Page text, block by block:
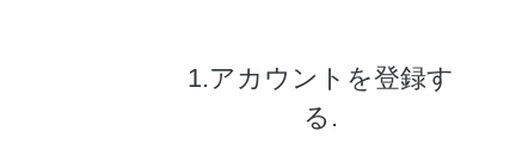
1.アカウントを登録す
る.